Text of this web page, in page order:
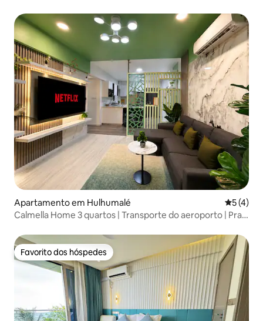
Apartamento em Hulhumalé
5 (4)
Calmella Home 3 quartos | Transporte do aeroporto | Praia
Favorito dos hóspedes
Favorito dos hóspedes